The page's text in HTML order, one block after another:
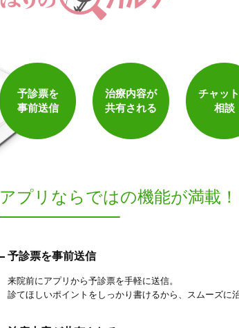
予診票を
事前送信
治療内容が
共有される
チャッ
相談
アプリならではの機能が満載！
予診票を事前送信
来院前にアプリから予診票を手軽に送信。
診てほしいポイントをしっかり書けるから、スムーズに